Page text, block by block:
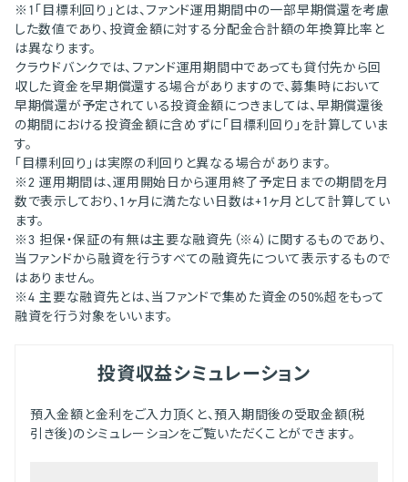
※1「目標利回り」とは、ファンド運用期間中の一部早期償還を考慮
した数値であり、投資金額に対する分配金合計額の年換算比率と
は異なります。
クラウドバンクでは、ファンド運用期間中であっても貸付先から回
収した資金を早期償還する場合がありますので、募集時において
早期償還が予定されている投資金額につきましては、早期償還後
の期間における投資金額に含めずに「目標利回り」を計算していま
す。
「目標利回り」は実際の利回りと異なる場合があります。
※2 運用期間は、運用開始日から運用終了予定日までの期間を月
数で表示しており、1ヶ月に満たない日数は+1ヶ月として計算してい
ます。
※3 担保・保証の有無は主要な融資先（※4）に関するものであり、
当ファンドから融資を行うすべての融資先について表示するもので
はありません。
※4 主要な融資先とは、当ファンドで集めた資金の50%超をもって
融資を行う対象をいいます。
投資収益シミュレーション
預入金額と金利をご入力頂くと、預入期間後の受取金額(税
引き後)のシミュレーションをご覧いただくことができます。